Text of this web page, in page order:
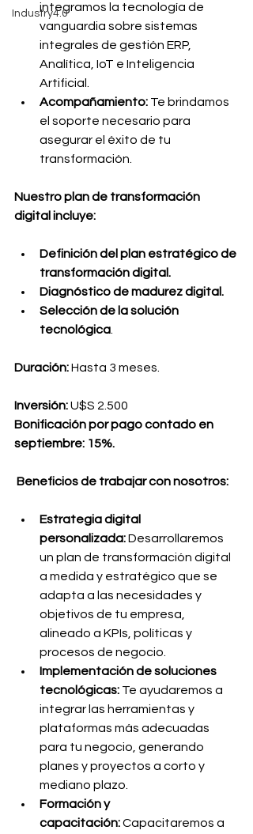
Industry4.0
integramos la tecnología de
vanguardia sobre sistemas
integrales de gestión ERP,
Analítica, IoT e Inteligencia
Artificial.
Acompañamiento: Te brindamos
el soporte necesario para
asegurar el éxito de tu
transformación.
Nuestro plan de transformación
digital incluye:
Definición del plan estratégico de
transformación digital.
Diagnóstico de madurez digital.
Selección de la solución
tecnológica
Duración: Hasta 3 meses.
Inversión: U$S 2.500
Bonificación por pago contado en
septiembre: 15%.
Beneficios de trabajar con nosotros:
Estrategia digital
personalizada: Desarrollaremos
un plan de transformación digital
a medida y estratégico que se
adapta a las necesidades y
objetivos de tu empresa,
alineado a KPIs, políticas y
procesos de negocio.
Implementación de soluciones
tecnológicas: Te ayudaremos a
integrar las herramientas y
plataformas más adecuadas
para tu negocio, generando
planes y proyectos a corto y
mediano plazo.
Formación y
capacitación: Capacitaremos a